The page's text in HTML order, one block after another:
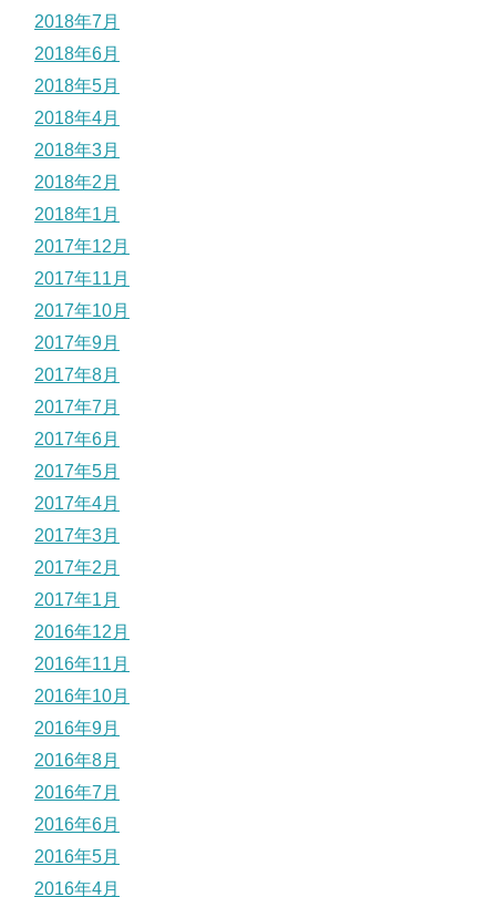
2018年7月
2018年6月
2018年5月
2018年4月
2018年3月
2018年2月
2018年1月
2017年12月
2017年11月
2017年10月
2017年9月
2017年8月
2017年7月
2017年6月
2017年5月
2017年4月
2017年3月
2017年2月
2017年1月
2016年12月
2016年11月
2016年10月
2016年9月
2016年8月
2016年7月
2016年6月
2016年5月
2016年4月